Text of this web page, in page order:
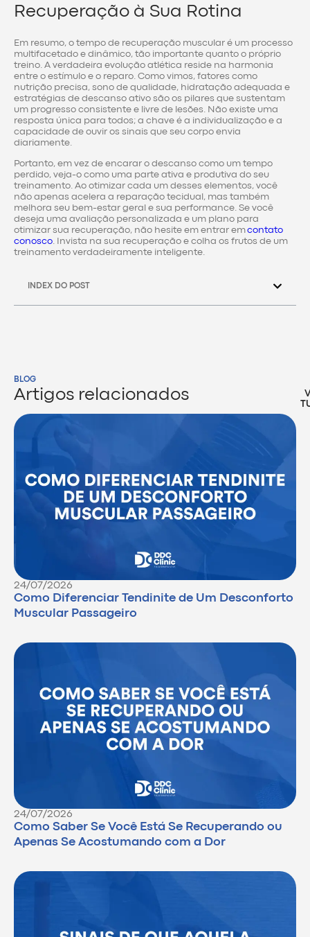
Recuperação à Sua Rotina
Em resumo, o tempo de recuperação muscular é um processo
multifacetado e dinâmico, tão importante quanto o próprio
treino. A verdadeira evolução atlética reside na harmonia
entre o estímulo e o reparo. Como vimos, fatores como
nutrição precisa, sono de qualidade, hidratação adequada e
estratégias de descanso ativo são os pilares que sustentam
um progresso consistente e livre de lesões. Não existe uma
resposta única para todos; a chave é a individualização e a
capacidade de ouvir os sinais que seu corpo envia
diariamente.
Portanto, em vez de encarar o descanso como um tempo
perdido, veja-o como uma parte ativa e produtiva do seu
treinamento. Ao otimizar cada um desses elementos, você
não apenas acelera a reparação tecidual, mas também
melhora seu bem-estar geral e sua performance. Se você
deseja uma avaliação personalizada e um plano para
otimizar sua recuperação, não hesite em entrar emcontato
conosco . Invista na sua recuperação e colha os frutos de um
treinamento verdadeiramente inteligente.
INDEX DO POST
BLOG
Artigos relacionados
24/07/2026
Como Diferenciar Tendinite de Um Desconforto
Muscular Passageiro
24/07/2026
Como Saber Se Você Está Se Recuperando ou
Apenas Se Acostumando com a Dor